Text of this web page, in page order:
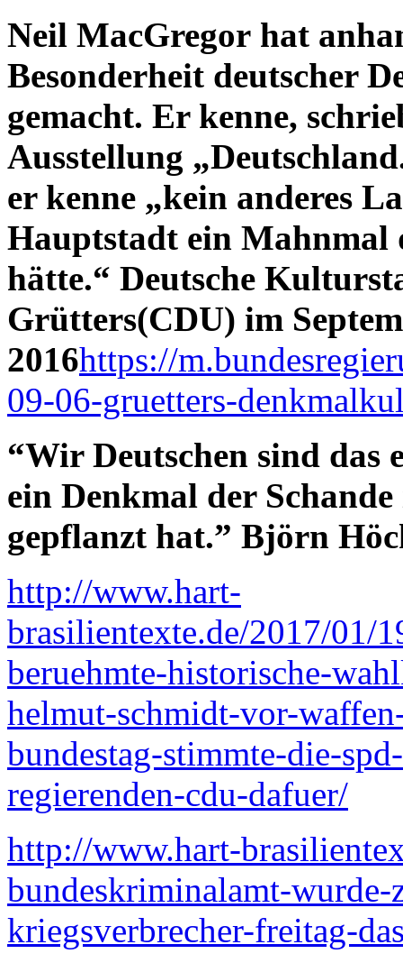
Neil MacGregor hat
Besonderheit deutscher
gemacht. Er kenne,
Ausstellung
er kenne „kein anderes
Hauptstadt ein Mahnmal
hätte.“ Deutsche
Grütters(CDU) im
2016https://
09-06-gruetters-
“Wir Deutschen sind das
ein Denkmal der
gepflanzt hat.” Björn
http://www.hart-
brasilientexte.de/2017/01/
beruehmte-historische-
helmut-schmidt-vor-
bundestag-stimmte-die-
regierenden-cdu-dafuer/
http://www.hart-
bundeskriminalamt-wurde-
kriegsverbrecher-freitag-